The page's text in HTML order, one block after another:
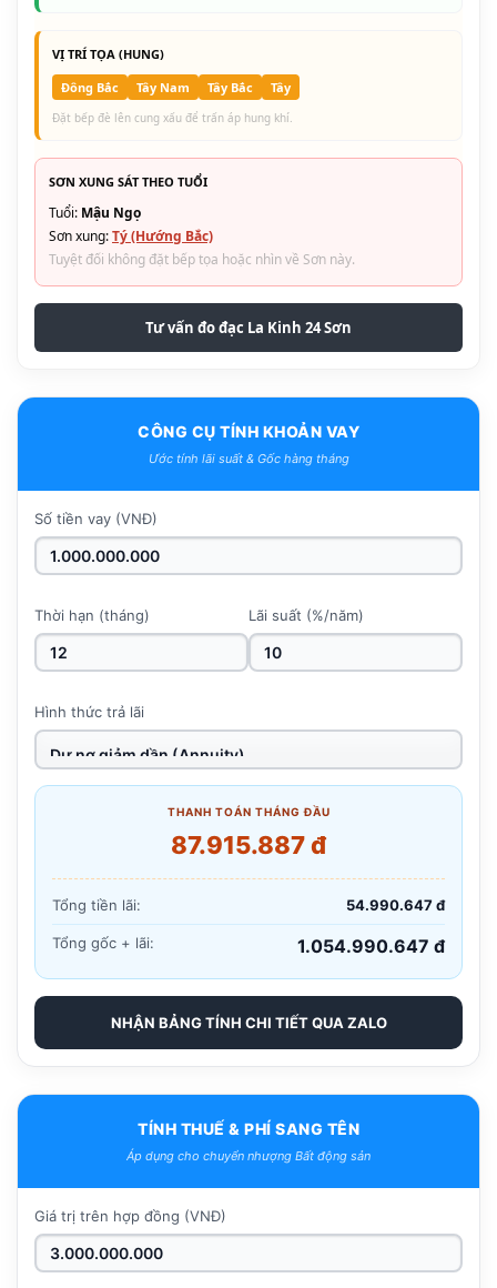
VỊ TRÍ TỌA (HUNG)
Đông Bắc
Tây Nam Tây Bắc Tây
Đặt bếp đè lên cung xấu để trấn áp hung khí.
SƠN XUNG SÁT THEO TUỔI
Tuổi: Mậu Ngọ
Sơn xung:Tý (Hướng Bắc)
Tuyệt đối không đặt bếp tọa hoặc nhìn về Sơn này.
Tư vấn đo đạc La Kinh 24 Sơn
CÔNG CỤ TÍNH KHOẢN VAY
Ước tính lãi suất & Gốc hàng tháng
Số tiền vay (VNĐ)
Thời hạn (tháng) Lãi suất (%/năm)
Hình thức trả lãi
THANH TOÁN THÁNG ĐẦU
87.915.887 đ
Tổng tiền lãi: 54.990.647 đ
Tổng gốc + lãi: 1.054.990.647 đ
NHẬN BẢNG TÍNH CHI TIẾT QUA ZALO
TÍNH THUẾ & PHÍ SANG TÊN
Áp dụng cho chuyển nhượng Bất động sản
Giá trị trên hợp đồng (VNĐ)